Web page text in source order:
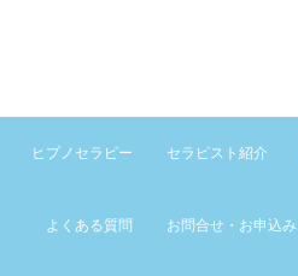
ヒプノセラピー セラピスト紹介
よくある質問 お問合せ・お申込み